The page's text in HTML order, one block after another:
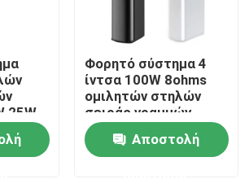
25W
Φορητό σύστημα 4
ίντσα 100W 8ohms
ομιλητών στηλών
σειράς γραμμών
Αποστολή